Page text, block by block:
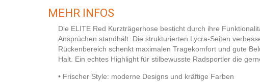
MEHR INFOS
Die ELITE Red Kurzträgerhose besticht durch ihre
Ansprüchen standhält. Die strukturierten Lycra-Seiten
Rückenbereich schenkt maximalen Tragekomfort und gute
Halt. Ein echtes Highlight für stilbewusste Radsportler die
• Frischer Style: moderne Designs und kräftige Farben